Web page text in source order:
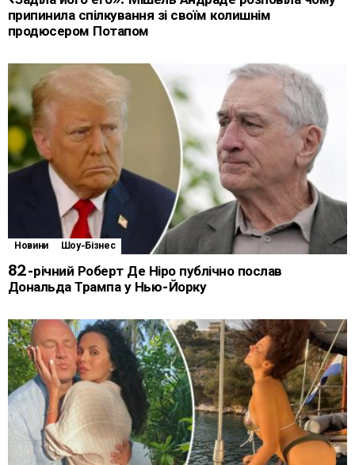
припинила спілкування зі своїм колишнім
продюсером Потапом
Новини Шоу-Бізнес
82-річний Роберт Де Ніро публічно послав
Дональда Трампа у Нью-Йорку